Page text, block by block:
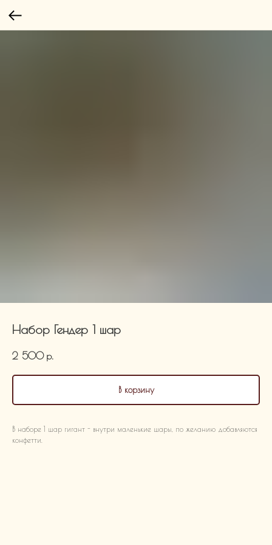
Набор Гендер 1 шар
2 500 р.
В корзину
В наборе 1 шар гигант - внутри маленькие шары, по желанию добавляются
конфетти.